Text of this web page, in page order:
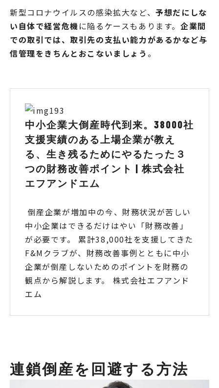
新型コロナウイルスの感染拡大など、予想だにしな
い自体で経営危機に陥るケースもあります。企業間
での取引では、取引先の支払い能力があるかなど与
信管理をきちんとおこないましょう 。
中小企業大倒産時代到来。38000社
支援実績のある上場企業が教え
る、生き残るためにやるたった３
つの財務改善ポイント | 株式会社
エフアンドエム
倒産企業が増加中の今、財務状況が苦しい
中小企業はできるだけはやい「財務改善」
が必要です。 累計38,000社を支援してきた
F&Mクラブが、財務改善事例とともに中小
企業が倒産しないためのポイントを財務の
観点から解説します。 株式会社エフアンド
エム
連鎖倒産を回避する方法